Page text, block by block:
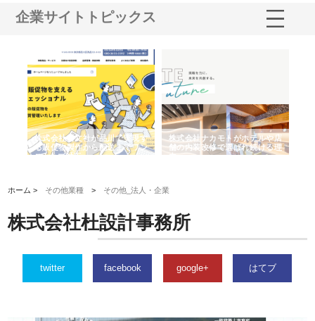
企業サイトトピックス
株式会社耕文社が品川で実現す
る販促物製作から配送までワン
ストップ対応
株式会社ナカモトがホテルや店
舗の内装改修で選ばれ続ける理
由
ホーム > その他業種 > その他_法人・企業
株式会社杜設計事務所
twitter facebook google+ はてブ